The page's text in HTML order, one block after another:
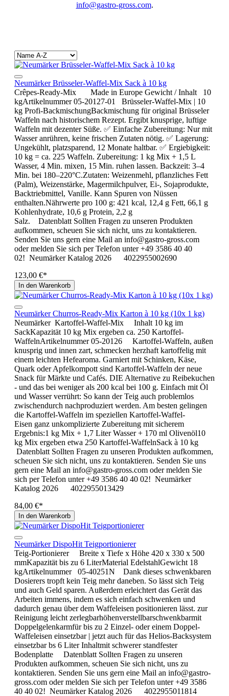
info@gastro-gross.com.
Neumärker Brüsseler-Waffel-Mix Sack à 10 kg
Crêpes-Ready-Mix Made in Europe Gewicht / Inhalt 10
kgArtikelnummer 05-20127-01 Brüsseler-Waffel-Mix | 10
kg Profi-BackmischungBackmischung für original Brüsseler
Waffeln nach historischem Rezept. Ergibt knusprige, luftige
Waffeln mit dezenter Süße. ✅ Einfache Zubereitung: Nur mit
Wasser anrühren, keine frischen Zutaten nötig. ✅ Lagerung:
Ungekühlt, platzsparend, 12 Monate haltbar. ✅ Ergiebigkeit:
10 kg = ca. 225 Waffeln. Zubereitung: 1 kg Mix + 1,5 L
Wasser, 4 Min. mixen, 15 Min. ruhen lassen. Backzeit: 3–4
Min. bei 180–220°C.Zutaten: Weizenmehl, pflanzliches Fett
(Palm), Weizenstärke, Magermilchpulver, Ei-, Sojaprodukte,
Backtriebmittel, Vanille. Kann Spuren von Nüssen
enthalten.Nährwerte pro 100 g: 421 kcal, 12,4 g Fett, 66,1 g
Kohlenhydrate, 10,6 g Protein, 2,2 g
Salz. Datenblatt Sollten Fragen zu unseren Produkten
aufkommen, scheuen Sie sich nicht, uns zu kontaktieren.
Senden Sie uns gern eine Mail an info@gastro-gross.com
oder melden Sie sich per Telefon unter +49 3586 40 40
02! Neumärker Katalog 2026 4022955002690
123,00 €*
In den Warenkorb
Neumärker Churros-Ready-Mix Karton à 10 kg (10x 1 kg)
Neumärker Kartoffel-Waffel-Mix Inhalt 10 kg im
SackKapazität 10 kg Mix ergeben ca. 250 Kartoffel-
WaffelnArtikelnummer 05-20126 Kartoffel-Waffeln, außen
knusprig und innen zart, schmecken herzhaft kartoffelig mit
einem leichten Hefearoma. Garniert mit Schinken, Käse,
Quark oder Apfelkompott sind Kartoffel-Waffeln der neue
Snack für Märkte und Cafés. DIE Alternative zu Reibekuchen
- und das bei weniger als 200 kcal bei 100 g. Einfach mit Öl
und Wasser verrührt: So kann der Teig auch problemlos
zwischendurch nachproduziert werden. Am besten gelingen
die Kartoffel-Waffeln im speziellen Kartoffel-Waffel-
Eisen ganz unkomplizierte Zubereitung mit sicherem
Ergebnis:1 kg Mix + 1,7 Liter Wasser + 170 ml Olivenöl10
kg Mix ergeben etwa 250 Kartoffel-WaffelnSack à 10 kg
Datenblatt Sollten Fragen zu unseren Produkten aufkommen,
scheuen Sie sich nicht, uns zu kontaktieren. Senden Sie uns
gern eine Mail an info@gastro-gross.com oder melden Sie
sich per Telefon unter +49 3586 40 40 02! Neumärker
Katalog 2026 4022955013429
84,00 €*
In den Warenkorb
Neumärker DispoHit Teigportionierer
Teig-Portionierer Breite x Tiefe x Höhe 420 x 330 x 500
mmKapazität bis zu 6 LiterMaterial EdelstahlGewicht 18
kgArtikelnummer 05-40251N Dank dieses schwenkbaren
Dosierers tropft kein Teig mehr daneben. So lässt sich Teig
und auch Geld sparen. Außerdem erleichtert das Gerät das
Arbeiten immens, indem es sich einfach schwenken und
dadurch genau über dem Waffeleisen positionieren lässt. zur
Reinigung leicht zerlegbarhöhenverstellbarschwenkbarmit
Doppelgelenkarmfür bis zu 2 Einzel- oder einem Doppel-
Waffeleisen einsetzbar | jetzt auch für das Helios-Backsystem
einsetzbar bs 6 Liter Inhaltmit schwerer standfester
Bodenplatte Datenblatt Sollten Fragen zu unseren
Produkten aufkommen, scheuen Sie sich nicht, uns zu
kontaktieren. Senden Sie uns gern eine Mail an info@gastro-
gross.com oder melden Sie sich per Telefon unter +49 3586
40 40 02! Neumärker Katalog 2026 4022955011814